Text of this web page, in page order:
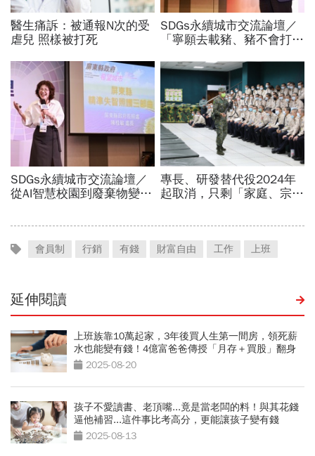
會員制 行銷 有錢 財富自由 工作 上班
延伸閱讀
上班族靠10萬起家，3年後買人生第一間房，領死薪
水也能變有錢！4億富爸爸傳授「月存＋買股」翻身
術 2025-08-20
孩子不愛讀書、老頂嘴...竟是當老闆的料！與其花錢
逼他補習...這件事比考高分，更能讓孩子變有錢
2025-08-13